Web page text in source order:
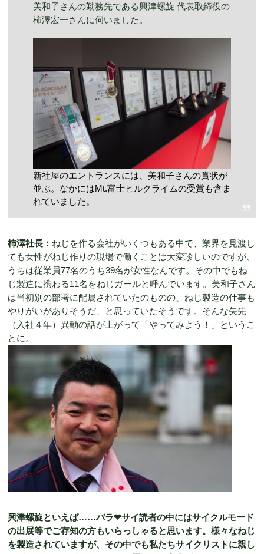
美和子さんの勤務先である興津螺旋 代表取締役の
柿澤宏一さんに伺いました。
新社屋のエントランスには、美和子さんの賞状が
並ぶ。なかにはMt.富士ヒルクライムの受賞も含ま
れていました。
柿澤社長： ねじを作る会社がいくつもある中で、業界を見渡し
ても女性がねじ作りの現場で働くことは大変珍しいのですが、
うちは従業員77名のうち39名が女性なんです。その中でもね
じ製造に携わる11名をねじガールと呼んでいます。美和子さん
は当初別の部署に配属されていたのものの、ねじ製造の仕事も
やりがいがありそうだ、と思っていたそうです。そんな矢先
（入社４年）異動の話が上がって「やってみよう！」というこ
とに。
興津螺旋といえば……バラ❤︎サイ読者の中にはサイクルモード
の出展等でご存知の方もいらっしゃると思います。様々なねじ
を製造されていますが、その中でも私たちサイクリストに親し